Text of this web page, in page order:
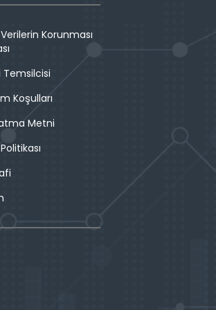
Korunması
Temsilcisi
Koşulları
Metni